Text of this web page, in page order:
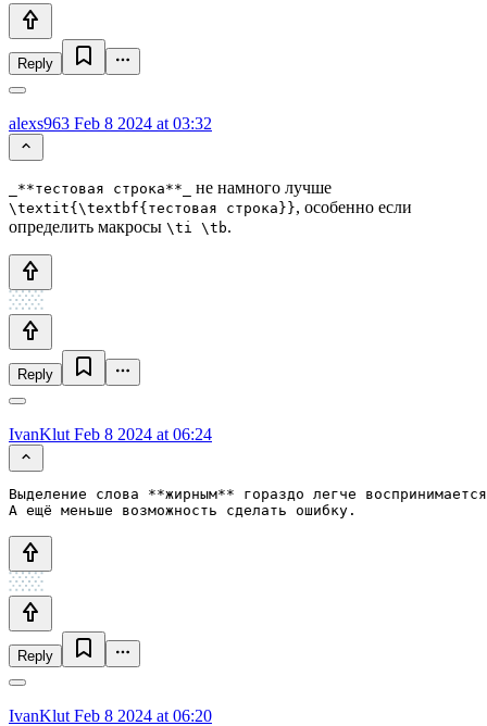
Reply
alexs963 Feb 8 2024 at 03:32
_**тестовая строка**_ не намного лучше
\textit{\textbf{тестовая строка}}, особенно если
определить макросы \ti \tb.
Reply
IvanKlut Feb 8 2024 at 06:24
Выделение слова **жирным** гораздо легче
А ещё меньше возможность сделать ошибку.
Reply
IvanKlut Feb 8 2024 at 06:20